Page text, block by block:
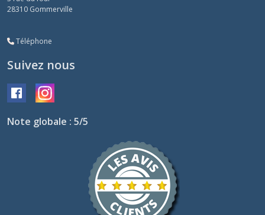
28310 Gommerville
Téléphone
Suivez nous
Note globale : 5/5